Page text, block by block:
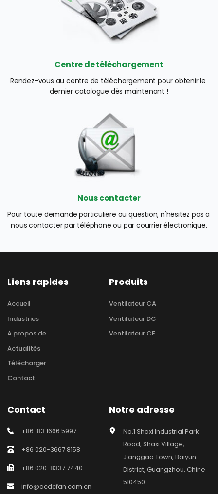
Centre de téléchargement
Rendez-vous au centre de téléchargement pour obtenir le
dernier catalogue dès maintenant !
Nous contacter
Pour toute demande particulière ou question, n'hésitez pas à
nous contacter par téléphone ou par courrier électronique.
Liens rapides
Accueil
Industries
A propos de
Actualités
Télécharger
Contact
Produits
Ventilateur CA
Ventilateur DC
Ventilateur CE
Contact
+86 183 1666 5997
+86 020-3667 8158
+86 020-8337 7440
info@acdcfan.com.cn
Notre adresse
No.1 Shaxi Industrial Park
Road, Shaxi Village,
Jianggao Town, Baiyun
District, Guangzhou, Chine
510450